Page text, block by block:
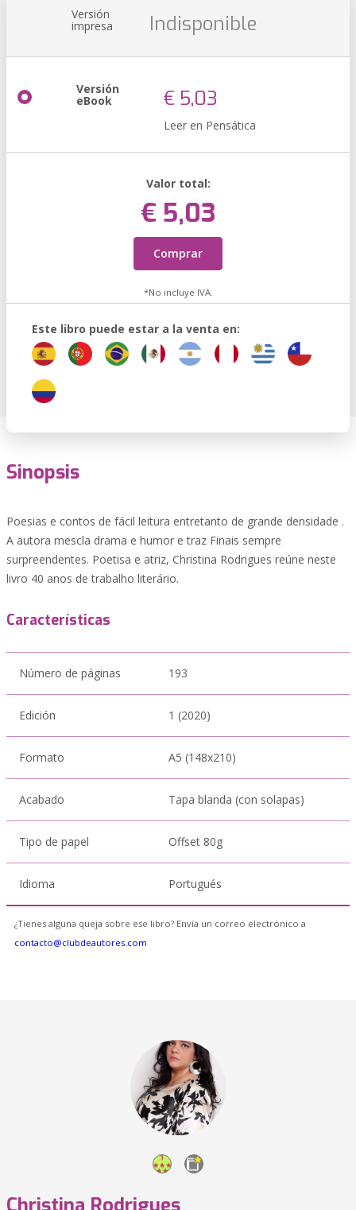
Versión
impresa Indisponible
Versión
eBook € 5,03
Leer en Pensática
Valor total:
€ 5,03
Comprar
*No incluye IVA.
Este libro puede estar a la venta en:
Sinopsis
Poesias e contos de fácil leitura entretanto de grande densidade .
A autora mescla drama e humor e traz Finais sempre
surpreendentes. Poetisa e atriz, Christina Rodrigues reúne neste
livro 40 anos de trabalho literário.
Características
Número de páginas 193
Edición 1 (2020)
Formato A5 (148x210)
Acabado Tapa blanda (con solapas)
Tipo de papel Offset 80g
Idioma Portugués
¿Tienes alguna queja sobre ese libro? Envía un correo electrónico a
contacto@clubdeautores.com